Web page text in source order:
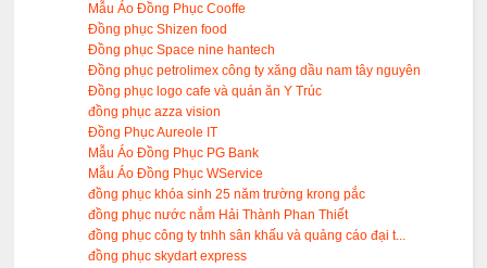
Mẫu Áo Đồng Phục Cooffe
Đồng phục Shizen food
Đồng phục Space nine hantech
Đồng phục petrolimex công ty xăng dầu nam tây nguyên
Đồng phục logo cafe và quán ăn Y Trúc
đồng phục azza vision
Đồng Phục Aureole IT
Mẫu Áo Đồng Phục PG Bank
Mẫu Áo Đồng Phục WService
đồng phục khóa sinh 25 năm trường krong pắc
đồng phục nước nắm Hải Thành Phan Thiết
đồng phục công ty tnhh sân khấu và quảng cáo đại t...
đồng phục skydart express